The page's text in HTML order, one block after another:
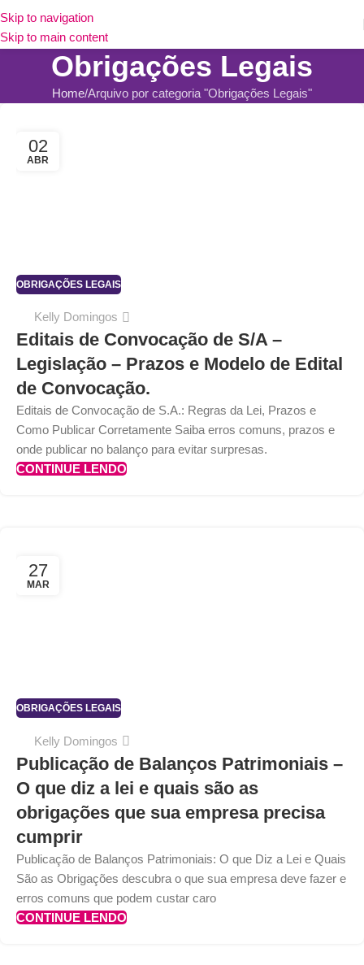
Skip to navigation
Skip to main content
Obrigações Legais
Home Arquivo por categoria "Obrigações Legais"
02
ABR
OBRIGAÇÕES LEGAIS
Kelly Domingos
Editais de Convocação de S/A –
Legislação – Prazos e Modelo de Edital
de Convocação.
Editais de Convocação de S.A.: Regras da Lei, Prazos e
Como Publicar Corretamente Saiba erros comuns, prazos e
onde publicar no balanço para evitar surpresas.
CONTINUE LENDO
27
MAR
OBRIGAÇÕES LEGAIS
Kelly Domingos
Publicação de Balanços Patrimoniais –
O que diz a lei e quais são as
obrigações que sua empresa precisa
cumprir
Publicação de Balanços Patrimoniais: O que Diz a Lei e Quais
São as Obrigações descubra o que sua empresa deve fazer e
erros comuns que podem custar caro
CONTINUE LENDO